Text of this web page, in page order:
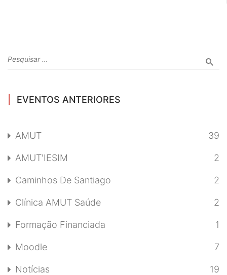
EVENTOS ANTERIORES
AMUT 39
AMUT'IESIM 2
Caminhos De Santiago 2
Clínica AMUT Saúde 2
Formação Financiada 1
Moodle 7
Notícias 19